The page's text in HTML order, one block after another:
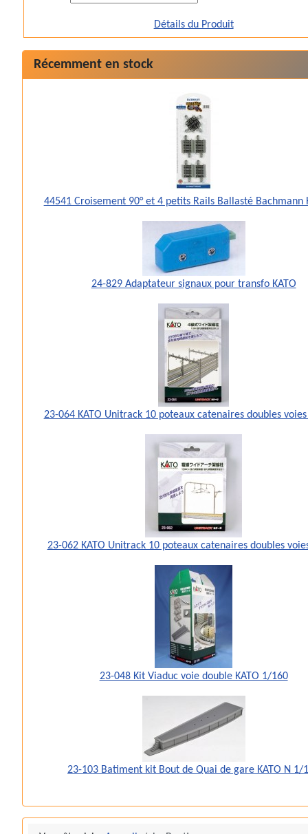
Détails du Produit
Récemment en stock
44541 Croisement 90° et 4 petits Rails Ballasté Bachmann
24-829 Adaptateur signaux pour transfo KATO
23-064 KATO Unitrack 10 poteaux catenaires doubles
23-062 KATO Unitrack 10 poteaux catenaires doubles
23-048 Kit Viaduc voie double KATO 1/160
23-103 Batiment kit Bout de Quai de gare KATO N 1/